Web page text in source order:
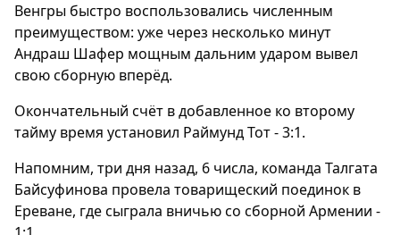
Венгры быстро воспользовались численным
преимуществом: уже через несколько минут
Андраш Шафер мощным дальним ударом вывел
свою сборную вперёд.
Окончательный счёт в добавленное ко второму
тайму время установил Раймунд Тот - 3:1.
Напомним, три дня назад, 6 числа, команда Талгата
Байсуфинова провела товарищеский поединок в
Ереване, где сыграла вничью со сборной Армении -